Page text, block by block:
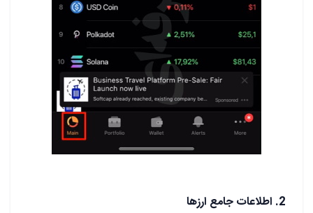
2. اطلاعات جامع ارزها